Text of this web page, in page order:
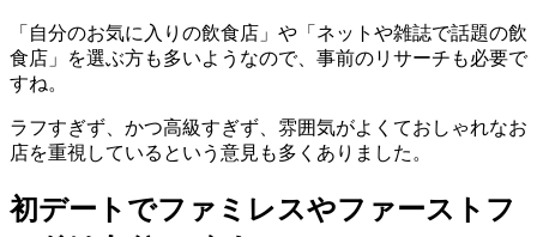
「自分のお気に入りの飲食店」や「ネットや雑誌で話題の飲
食店」を選ぶ方も多いようなので、事前のリサーチも必要で
すね。
ラフすぎず、かつ高級すぎず、雰囲気がよくておしゃれなお
店を重視しているという意見も多くありました。
初デートでファミレスやファーストフ